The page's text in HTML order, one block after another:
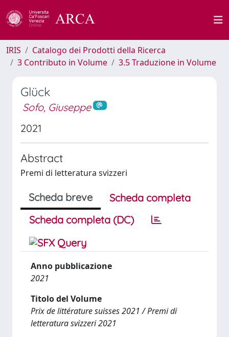
IRIS
Catalogo dei Prodotti della Ricerca
3 Contributo in Volume
3.5 Traduzione in Volume
Glück
Sofo, Giuseppe
2021
Abstract
Premi di letteratura svizzeri
Scheda breve
Scheda completa
Scheda completa (DC)
Anno pubblicazione
2021
Titolo del Volume
Prix de littérature suisses 2021 / Premi di
letteratura svizzeri 2021